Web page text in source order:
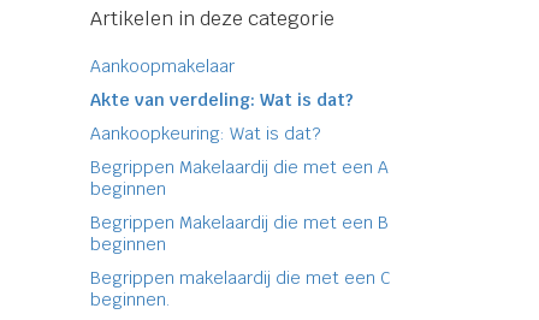
Artikelen in deze categorie
Aankoopmakelaar
Akte van verdeling: Wat is dat?
Aankoopkeuring: Wat is dat?
Begrippen Makelaardij die met een A
beginnen
Begrippen Makelaardij die met een B
beginnen
Begrippen makelaardij die met een C
beginnen.